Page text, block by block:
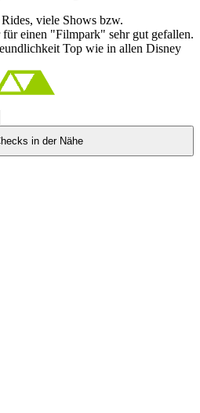
viele Shows bzw.
einen "Filmpark" sehr gut gefallen.
Top wie in allen Disney
in der Nähe